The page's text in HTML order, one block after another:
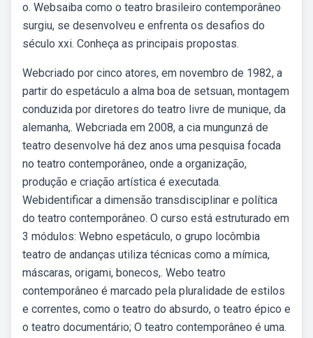
o. Websaiba como o teatro brasileiro contemporâneo
surgiu, se desenvolveu e enfrenta os desafios do
século xxi. Conheça as principais propostas.
Webcriado por cinco atores, em novembro de 1982, a
partir do espetáculo a alma boa de setsuan, montagem
conduzida por diretores do teatro livre de munique, da
alemanha,. Webcriada em 2008, a cia mungunzá de
teatro desenvolve há dez anos uma pesquisa focada
no teatro contemporâneo, onde a organização,
produção e criação artística é executada.
Webidentificar a dimensão transdisciplinar e política
do teatro contemporâneo. O curso está estruturado em
3 módulos: Webno espetáculo, o grupo locômbia
teatro de andanças utiliza técnicas como a mímica,
máscaras, origami, bonecos,. Webo teatro
contemporâneo é marcado pela pluralidade de estilos
e correntes, como o teatro do absurdo, o teatro épico e
o teatro documentário; O teatro contemporâneo é uma.